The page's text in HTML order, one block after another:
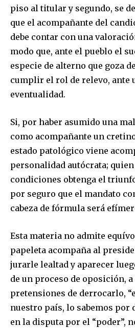
piso al titular y segundo, se
que el acompañante del
debe contar con una
modo que, ante el pueblo el
especie de alterno que goza
cumplir el rol de relevo, ante
eventualidad.
Si, por haber asumido una
como acompañante un
estado patológico viene
personalidad autócrata; quien
condiciones obtenga el
por seguro que el mandato
cabeza de fórmula será
Esta materia no admite
papeleta acompaña al
jurarle lealtad y aparecer
de un proceso de oposición,
pretensiones de derrocarlo,
nuestro país, lo sabemos por
en la disputa por el “poder”,